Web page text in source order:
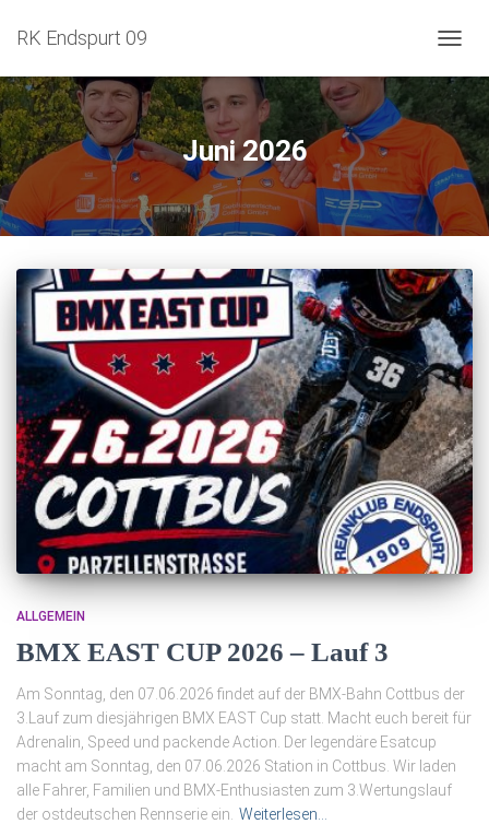
RK Endspurt 09
Juni 2026
ALLGEMEIN
BMX EAST CUP 2026 – Lauf 3
Am Sonntag, den 07.06.2026 findet auf der BMX-Bahn Cottbus der
3.Lauf zum diesjährigen BMX EAST Cup statt. Macht euch bereit für
Adrenalin, Speed und packende Action. Der legendäre Esatcup
macht am Sonntag, den 07.06.2026 Station in Cottbus. Wir laden
alle Fahrer, Familien und BMX-Enthusiasten zum 3.Wertungslauf
der ostdeutschen Rennserie ein. Weiterlesen…